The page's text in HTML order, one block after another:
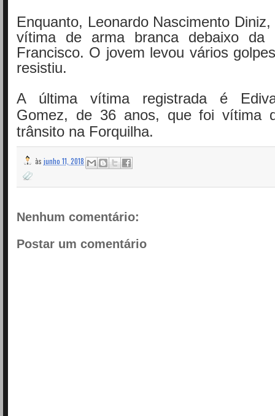
Enquanto, Leonardo Nascimento
vítima de arma branca debaixo da
Francisco. O jovem levou vários
resistiu.
A última vítima registrada é
Gomez, de 36 anos, que foi vítima
trânsito na Forquilha.
às junho 11, 2018
Nenhum comentário:
Postar um comentário